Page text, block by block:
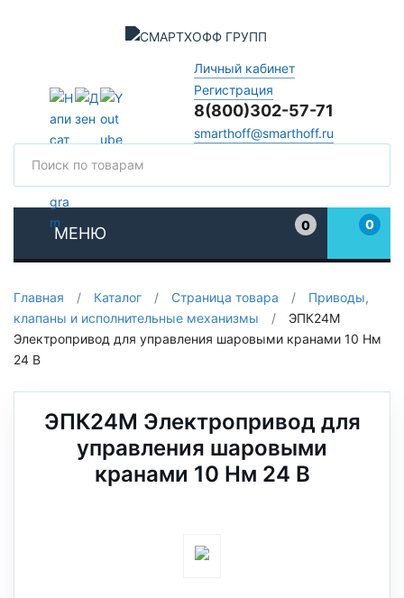
Личный кабинет
Регистрация
8(800)302-57-71
smarthoff@smarthoff.ru
МЕНЮ
0
0
Главная / Каталог / Страница товара /
Приводы,
клапаны и исполнительные механизмы
/
ЭПК24М
Электропривод для управления шаровыми кранами 10 Нм
24 В
ЭПК24М Электропривод для
управления шаровыми
кранами 10 Нм 24 В